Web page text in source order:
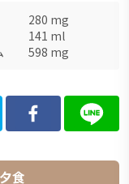
280 mg
141 ml
598 mg
夕食